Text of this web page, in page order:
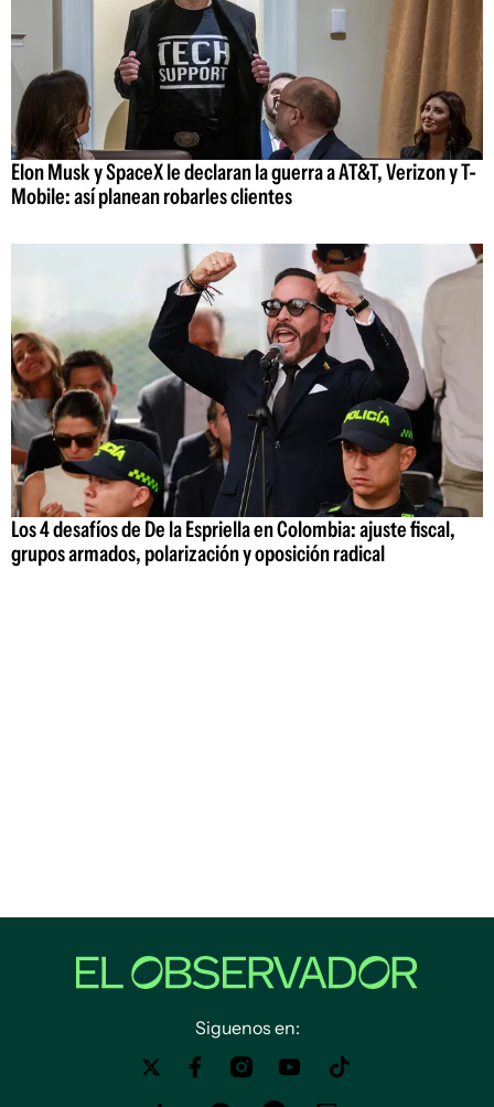
Elon Musk y SpaceX le declaran la guerra a AT&T, Verizon y T-
Mobile: así planean robarles clientes
Los 4 desafíos de De la Espriella en Colombia: ajuste fiscal,
grupos armados, polarización y oposición radical
Siguenos en: